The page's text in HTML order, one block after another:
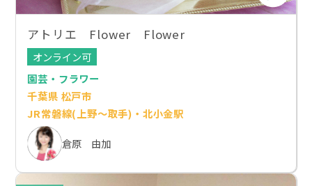
アトリエ Flower Flower
オンライン可
園芸・フラワー
千葉県 松戸市
JR常磐線(上野～取手)・北小金駅
倉原 由加